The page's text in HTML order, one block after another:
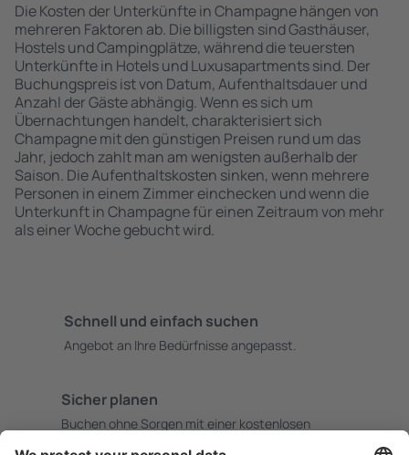
Die Kosten der Unterkünfte in Champagne hängen von
mehreren Faktoren ab. Die billigsten sind Gasthäuser,
Hostels und Campingplätze, während die teuersten
Unterkünfte in Hotels und Luxusapartments sind. Der
Buchungspreis ist von Datum, Aufenthaltsdauer und
Anzahl der Gäste abhängig. Wenn es sich um
Übernachtungen handelt, charakterisiert sich
Champagne mit den günstigen Preisen rund um das
Jahr, jedoch zahlt man am wenigsten außerhalb der
Saison. Die Aufenthaltskosten sinken, wenn mehrere
Personen in einem Zimmer einchecken und wenn die
Unterkunft in Champagne für einen Zeitraum von mehr
als einer Woche gebucht wird.
Schnell und einfach suchen
Angebot an Ihre Bedürfnisse angepasst.
Sicher planen
Buchen ohne Sorgen mit einer kostenlosen